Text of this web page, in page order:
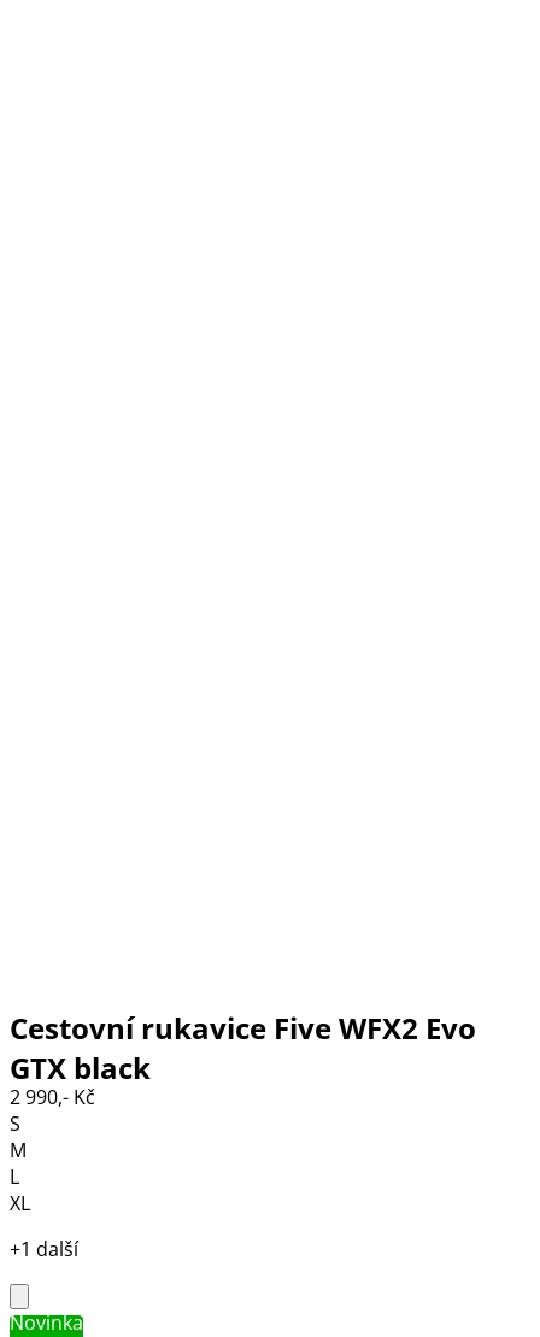
Cestovní rukavice Five WFX2 Evo
GTX black
2 990,- Kč
S
M
L
XL
+1 další
Novinka